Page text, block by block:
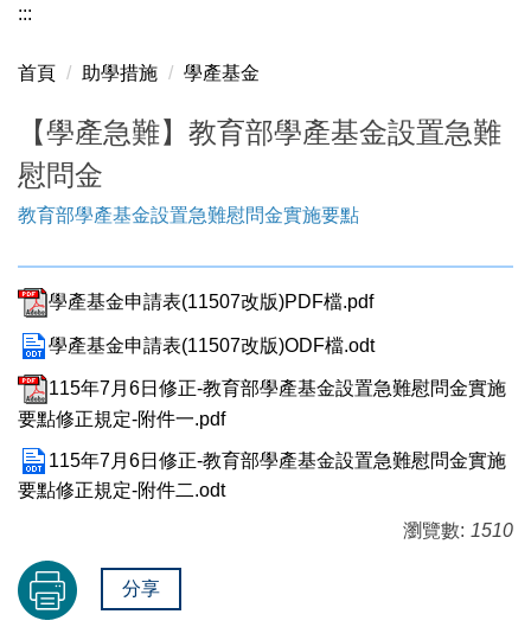
:::
首頁 助學措施 學產基金
【學產急難】教育部學產基金設置急難
慰問金
教育部學產基金設置急難慰問金實施要點
學產基金申請表(11507改版)PDF檔.pdf
學產基金申請表(11507改版)ODF檔.odt
115年7月6日修正-教育部學產基金設置急難慰問金實施
要點修正規定-附件一.pdf
115年7月6日修正-教育部學產基金設置急難慰問金實施
要點修正規定-附件二.odt
瀏覽數: 1510
分享